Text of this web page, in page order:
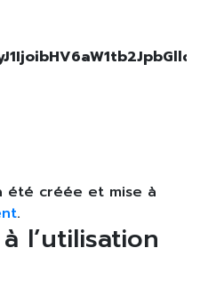
été créée et mise à
.
l’utilisation